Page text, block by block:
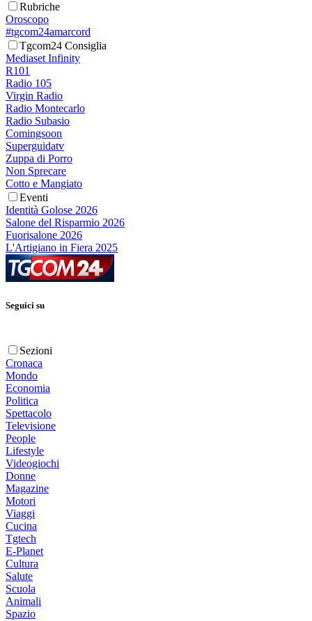
Rubriche
Oroscopo
#tgcom24amarcord
Tgcom24 Consiglia
Mediaset Infinity
R101
Radio 105
Virgin Radio
Radio Montecarlo
Radio Subasio
Comingsoon
Superguidatv
Zuppa di Porro
Non Sprecare
Cotto e Mangiato
Eventi
Identità Golose 2026
Salone del Risparmio 2026
Fuorisalone 2026
L'Artigiano in Fiera 2025
Seguici su
Sezioni
Cronaca
Mondo
Economia
Politica
Spettacolo
Televisione
People
Lifestyle
Videogiochi
Donne
Magazine
Motori
Viaggi
Cucina
Tgtech
E-Planet
Cultura
Salute
Scuola
Animali
Spazio